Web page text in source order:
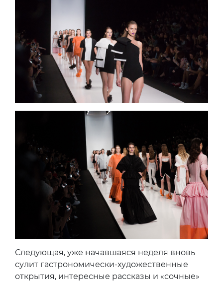
Следующая, уже начавшаяся неделя вновь
сулит гастрономически-художественные
открытия, интересные рассказы и «сочные»